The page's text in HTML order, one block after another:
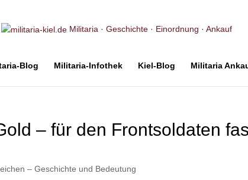
Militaria · Geschichte · Einordnung · Ankauf
Blog Militaria-Infothek Kiel-Blog Militaria
– für den Frontsoldaten
– Geschichte und Bedeutung